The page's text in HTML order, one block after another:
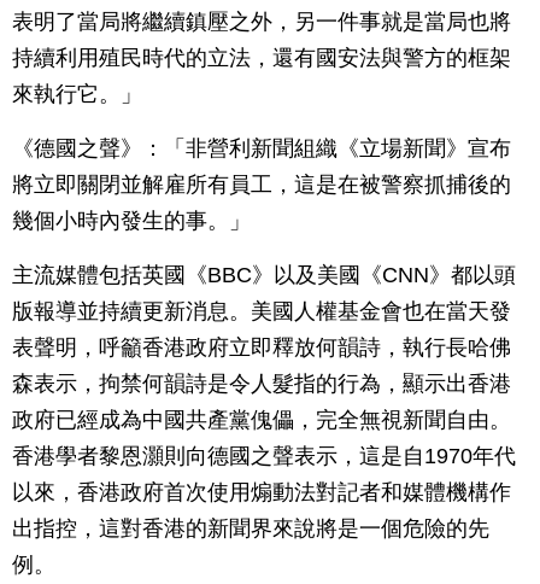
表明了當局將繼續鎮壓之外，另一件事就是當局也將
持續利用殖民時代的立法，還有國安法與警方的框架
來執行它。」
《德國之聲》：「非營利新聞組織《立場新聞》宣布
將立即關閉並解雇所有員工，這是在被警察抓捕後的
幾個小時內發生的事。」
主流媒體包括英國《BBC》以及美國《CNN》都以頭
版報導並持續更新消息。美國人權基金會也在當天發
表聲明，呼籲香港政府立即釋放何韻詩，執行長哈佛
森表示，拘禁何韻詩是令人髮指的行為，顯示出香港
政府已經成為中國共產黨傀儡，完全無視新聞自由。
香港學者黎恩灝則向德國之聲表示，這是自1970年代
以來，香港政府首次使用煽動法對記者和媒體機構作
出指控，這對香港的新聞界來說將是一個危險的先
例。